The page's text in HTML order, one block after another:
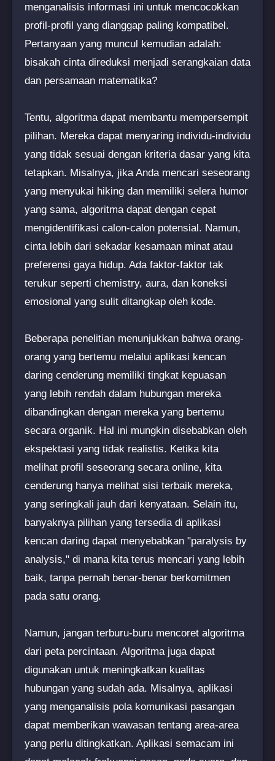
menganalisis informasi ini untuk mencocokkan
profil-profil yang dianggap paling kompatibel.
Pertanyaan yang muncul kemudian adalah:
bisakah cinta direduksi menjadi serangkaian data
dan persamaan matematika?
Tentu, algoritma dapat membantu mempersempit
pilihan. Mereka dapat menyaring individu-individu
yang tidak sesuai dengan kriteria dasar yang kita
tetapkan. Misalnya, jika Anda mencari seseorang
yang menyukai hiking dan memiliki selera humor
yang sama, algoritma dapat dengan cepat
mengidentifikasi calon-calon potensial. Namun,
cinta lebih dari sekadar kesamaan minat atau
preferensi gaya hidup. Ada faktor-faktor tak
terukur seperti chemistry, aura, dan koneksi
emosional yang sulit ditangkap oleh kode.
Beberapa penelitian menunjukkan bahwa orang-
orang yang bertemu melalui aplikasi kencan
daring cenderung memiliki tingkat kepuasan
yang lebih rendah dalam hubungan mereka
dibandingkan dengan mereka yang bertemu
secara organik. Hal ini mungkin disebabkan oleh
ekspektasi yang tidak realistis. Ketika kita
melihat profil seseorang secara online, kita
cenderung hanya melihat sisi terbaik mereka,
yang seringkali jauh dari kenyataan. Selain itu,
banyaknya pilihan yang tersedia di aplikasi
kencan daring dapat menyebabkan "paralysis by
analysis," di mana kita terus mencari yang lebih
baik, tanpa pernah benar-benar berkomitmen
pada satu orang.
Namun, jangan terburu-buru mencoret algoritma
dari peta percintaan. Algoritma juga dapat
digunakan untuk meningkatkan kualitas
hubungan yang sudah ada. Misalnya, aplikasi
yang menganalisis pola komunikasi pasangan
dapat memberikan wawasan tentang area-area
yang perlu ditingkatkan. Aplikasi semacam ini